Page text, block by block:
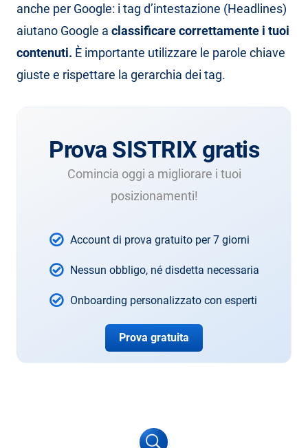
anche per Google: i tag d’intestazione (Headlines)
aiutano Google a classificare correttamente i tuoi
contenuti. È importante utilizzare le parole chiave
giuste e rispettare la gerarchia dei tag.
Prova SISTRIX gratis
Comincia oggi a migliorare i tuoi
posizionamenti!
Account di prova gratuito per 7 giorni
Nessun obbligo, né disdetta necessaria
Onboarding personalizzato con esperti
Prova gratuita